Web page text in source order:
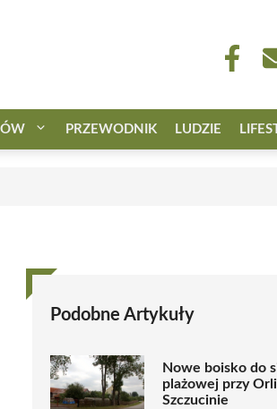
PRZEWODNIK LUDZIE
Podobne Artykuły
Nowe boisko do
plażowej przy
Szczucinie